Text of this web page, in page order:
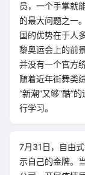
员，一个手掌就
的最大问题之一
国的优势在于人
黎奥运会上的前
并没有一个官方
随着近年街舞类
“新潮”又够“酷”
行学习。
7月31日，自由
示自己的金牌。